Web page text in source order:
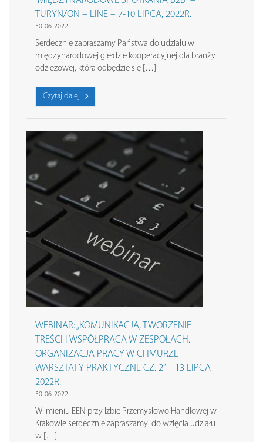
TURYN/ON – LINE – 7-10 LIPCA, 2022R.
30-06-2022
Serdecznie zapraszamy Państwa do udziału w
międzynarodowej giełdzie kooperacyjnej dla branży
odzieżowej, która odbędzie się […]
Czytaj dalej
WEBINAR: „KOMUNIKACJA, TWORZENIE
TREŚCI I WSPÓŁPRACA W ZESPOŁACH.
ORGANIZACJA PRACY W CHMURZE –
WARSZTATY PRAKTYCZNE CZ. 2” – 13 LIPCA
2022R.
30-06-2022
W imieniu EEN przy Izbie Przemysłowo Handlowej w
Krakowie serdecznie zapraszamy do wzięcia udziału
w […]